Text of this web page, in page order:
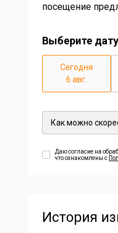
посещение
Выберите
Сегодня
6 авг.
Даю согласие на
что ознакомлены с
История